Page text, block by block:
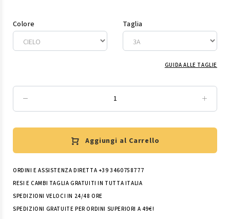
Colore Taglia
GUIDA ALLE TAGLIE
Aggiungi al Carrello
ORDINI E ASSISTENZA DIRETTA +39 3460758777
RESI E CAMBI TAGLIA GRATUITI IN TUTTA ITALIA
SPEDIZIONI VELOCI IN 24/48 ORE
SPEDIZIONI GRATUITE PER ORDINI SUPERIORI A 49€!